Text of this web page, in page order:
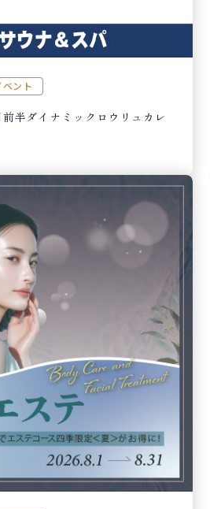
ベント
前半ダイナミックロウリュカレ